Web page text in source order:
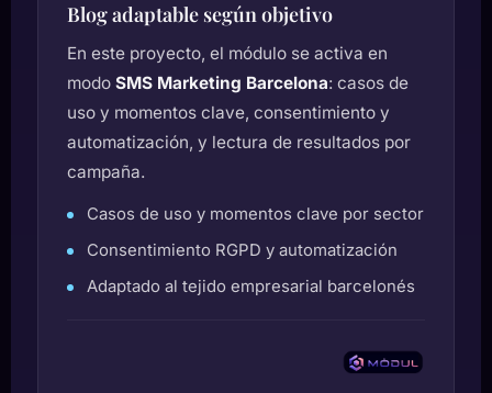
Blog adaptable según objetivo
En este proyecto, el módulo se activa en
modo SMS Marketing Barcelona: casos de
uso y momentos clave, consentimiento y
automatización, y lectura de resultados por
campaña.
Casos de uso y momentos clave por sector
Consentimiento RGPD y automatización
Adaptado al tejido empresarial barcelonés